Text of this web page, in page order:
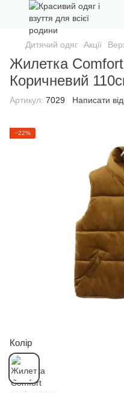
Дитячий одяг Акції
Жилетка
Коричневий
Артикул: 7029 Написати
−22%
Колір